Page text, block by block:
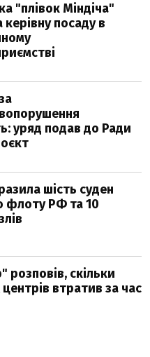
"плівок Міндіча"
посаду в
уряд подав до Ради
шість суден
флоту РФ та 10
розповів, скільки
втратив за час